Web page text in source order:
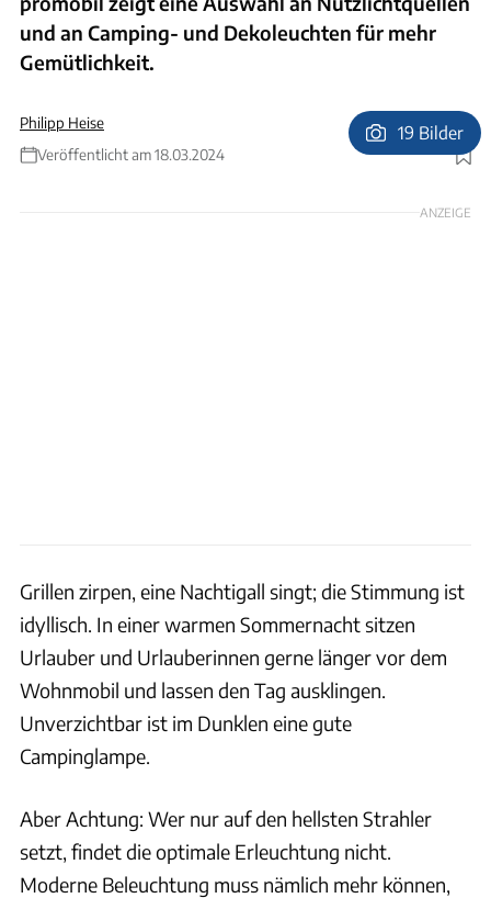
und an Camping- und Dekoleuchten für mehr
Gemütlichkeit.
Philipp Heise
Veröffentlicht am 18.03.2024
Foto: A. Becker
19 Bilder
ANZEIGE
Grillen zirpen, eine Nachtigall singt; die Stimmung ist
idyllisch. In einer warmen Sommernacht sitzen
Urlauber und Urlauberinnen gerne länger vor dem
Wohnmobil und lassen den Tag ausklingen.
Unverzichtbar ist im Dunklen eine gute
Campinglampe.
Aber Achtung: Wer nur auf den hellsten Strahler
setzt, findet die optimale Erleuchtung nicht.
Moderne Beleuchtung muss nämlich mehr können,